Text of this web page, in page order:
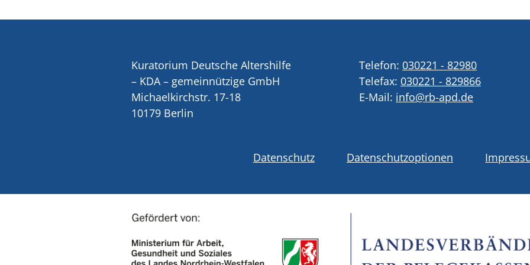
Kuratorium Deutsche Altershilfe
– KDA – gemeinnützige GmbH
Michaelkirchstr. 17-18
10179 Berlin
Telefon: 030221 - 82980
Telefax: 030221 - 829866
E-Mail: info@rb-apd.de
Datenschutz Datenschutzoptionen